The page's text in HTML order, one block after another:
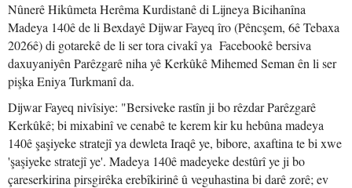
Nûnerê Hikûmeta Herêma Kurdistanê di Lijneya Bicihanîna
Madeya 140ê de li Bexdayê Dijwar Fayeq îro (Pêncşem, 6ê Tebaxa
2026ê) di gotarekê de li ser tora civakî ya Facebookê bersiva
daxuyaniyên Parêzgarê niha yê Kerkûkê Mihemed Seman ên li ser
pişka Eniya Turkmanî da.
Dijwar Fayeq nivîsiye: "Bersiveke rastîn ji bo rêzdar Parêzgarê
Kerkûkê; bi mixabinî ve cenabê te kerem kir ku hebûna madeya
140ê şaşiyeke stratejî ya dewleta Iraqê ye, bibore, axaftina te bi xwe
'şaşiyeke stratejî ye'. Madeya 140ê madeyeke destûrî ye ji bo
çareserkirina pirsgirêka erebîkirinê û veguhastina bi darê zorê; ev